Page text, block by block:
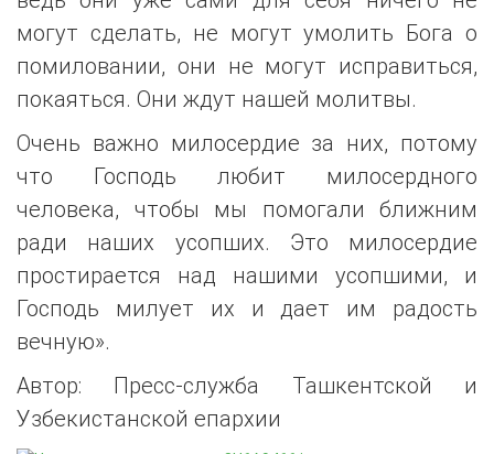
могут сделать, не могут умолить Бога о
помиловании, они не могут исправиться,
покаяться. Они ждут нашей молитвы.
Очень важно милосердие за них, потому
что Господь любит милосердного
человека, чтобы мы помогали ближним
ради наших усопших. Это милосердие
простирается над нашими усопшими, и
Господь милует их и дает им радость
вечную».
Автор: Пресс-служба Ташкентской и
Узбекистанской епархии